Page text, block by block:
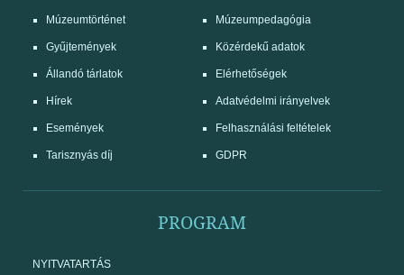
Múzeumtörténet
Gyűjtemények
Állandó tárlatok
Hírek
Események
Tarisznyás díj
Múzeumpedagógia
Közérdekű adatok
Elérhetőségek
Adatvédelmi irányelvek
Felhasználási feltételek
GDPR
PROGRAM
NYITVATARTÁS